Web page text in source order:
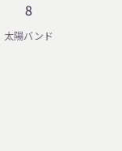
8
太陽バンド